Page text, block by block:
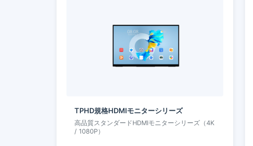
TPHD規格HDMIモニターシリーズ
高品質スタンダードHDMIモニターシリーズ（4K
/ 1080P）